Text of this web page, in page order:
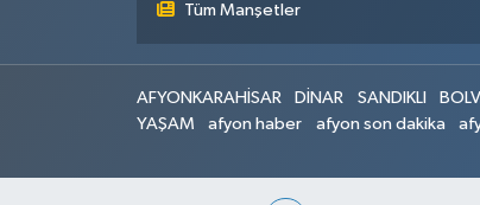
Tüm Manşetler
AFYONKARAHİSAR DİNAR SANDIKLI
YAŞAM
afyon haber afyon son dakika